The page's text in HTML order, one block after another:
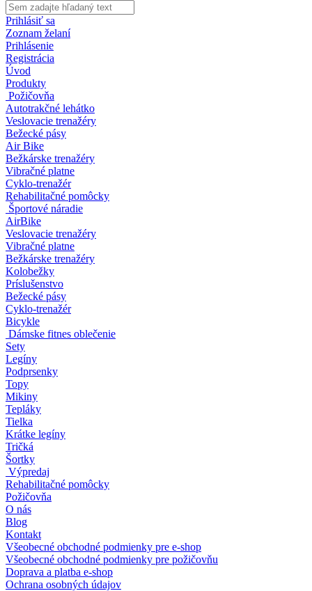
Prihlásiť sa
Zoznam želaní
Prihlásenie
Registrácia
Úvod
Produkty
Požičovňa
Autotrakčné lehátko
Veslovacie trenažéry
Bežecké pásy
Air Bike
Bežkárske trenažéry
Vibračné platne
Cyklo-trenažér
Rehabilitačné pomôcky
Športové náradie
AirBike
Veslovacie trenažéry
Vibračné platne
Bežkárske trenažéry
Kolobežky
Príslušenstvo
Bežecké pásy
Cyklo-trenažér
Bicykle
Dámske fitnes oblečenie
Sety
Legíny
Podprsenky
Topy
Mikiny
Tepláky
Tielka
Krátke legíny
Tričká
Šortky
Výpredaj
Rehabilitačné pomôcky
Požičovňa
O nás
Blog
Kontakt
Všeobecné obchodné podmienky pre e-shop
Všeobecné obchodné podmienky pre požičovňu
Doprava a platba e-shop
Ochrana osobných údajov